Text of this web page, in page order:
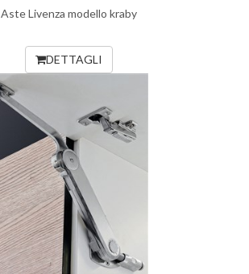
Aste Livenza modello kraby
DETTAGLI